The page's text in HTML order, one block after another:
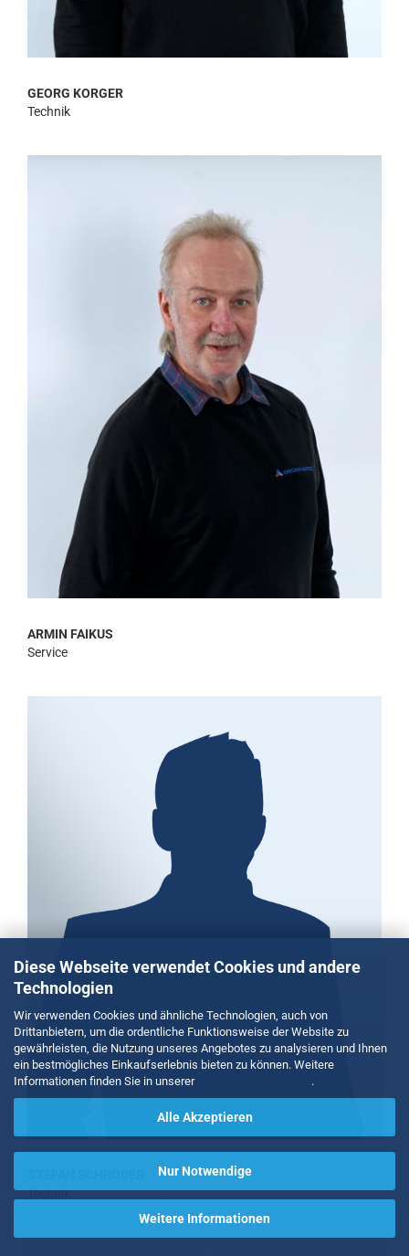
Diese Webseite verwendet Cookies und andere
Technologien
Wir verwenden Cookies und ähnliche Technologien, auch von
Drittanbietern, um die ordentliche Funktionsweise der Website zu
gewährleisten, die Nutzung unseres Angebotes zu analysieren und Ihnen
ein bestmögliches Einkaufserlebnis bieten zu können. Weitere
Informationen finden Sie in unserer
.
Alle Akzeptieren
Nur Notwendige
Weitere Informationen
GEORG KORGER
Technik
ARMIN FAIKUS
Service
Technik